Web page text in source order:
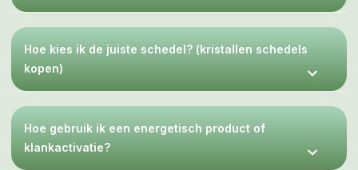
Hoe kies ik de juiste schedel? (kristallen schedels
kopen)
Hoe gebruik ik een energetisch product of
klankactivatie?